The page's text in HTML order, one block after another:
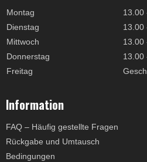
Montag
13.00
Dienstag
13.00
Mittwoch
13.00
Donnerstag
13.00
Freitag
Information
FAQ – Häufig gestellte Fragen
Rückgabe und Umtausch
Bedingungen